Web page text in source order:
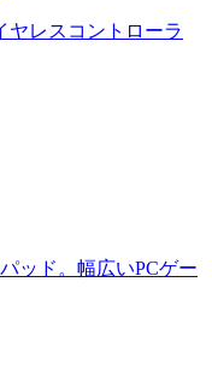
ヤレスコントローラ
ッド。幅広いPCゲー